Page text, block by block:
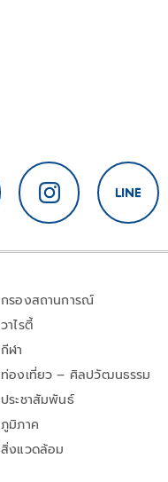
กรองสถานการณ์
วาไรตี้
กีฬา
ท่องเที่ยว – ศิลปวัฒนธรรม
ประชาสัมพันธ์
ภูมิภาค
สิ่งแวดล้อม